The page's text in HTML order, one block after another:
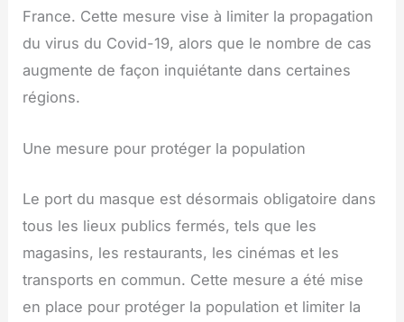
France. Cette mesure vise à limiter la propagation
du virus du Covid-19, alors que le nombre de cas
augmente de façon inquiétante dans certaines
régions.
Une mesure pour protéger la population
Le port du masque est désormais obligatoire dans
tous les lieux publics fermés, tels que les
magasins, les restaurants, les cinémas et les
transports en commun. Cette mesure a été mise
en place pour protéger la population et limiter la